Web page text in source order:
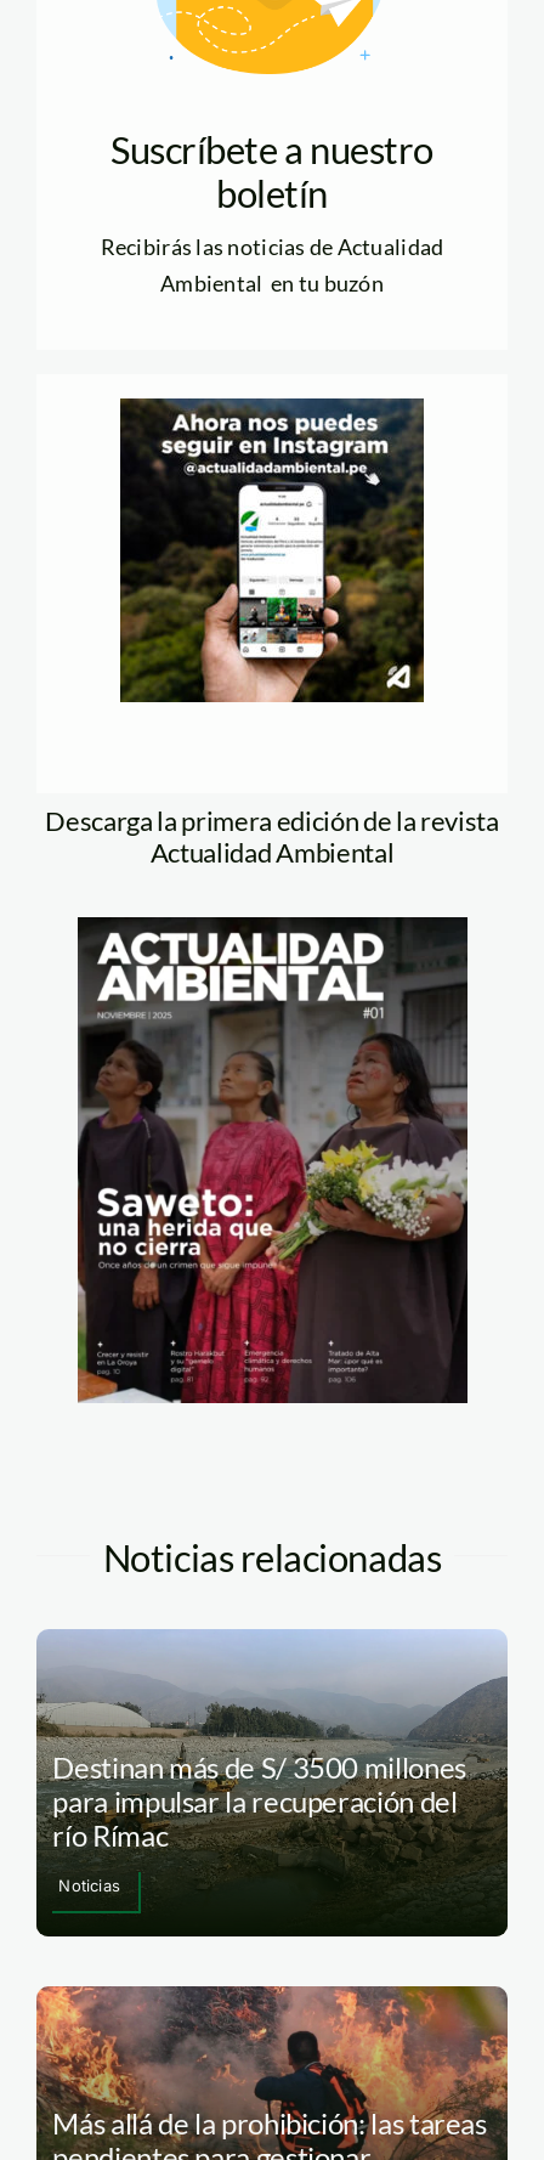
Suscríbete a nuestro
boletín
Recibirás las noticias de Actualidad
Ambiental en tu buzón
Descarga la primera edición de la revista
Actualidad Ambiental
Noticias relacionadas
Destinan más de S/ 3500 millones
para impulsar la recuperación del
río Rímac
Noticias
Más allá de la prohibición: las tareas